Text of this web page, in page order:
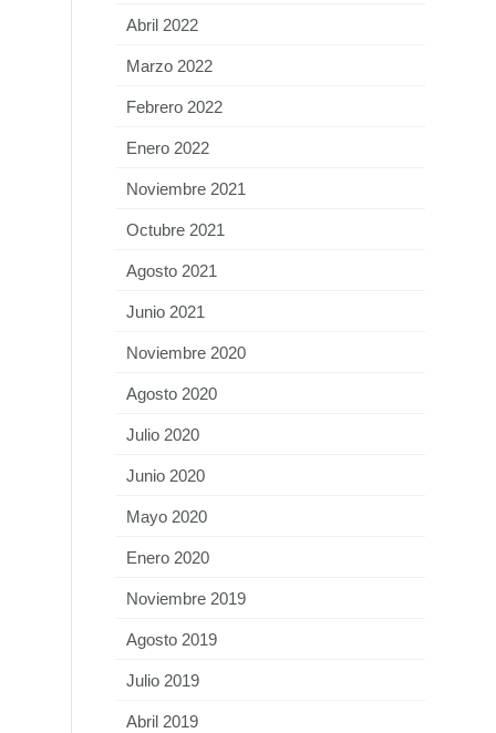
Abril 2022
Marzo 2022
Febrero 2022
Enero 2022
Noviembre 2021
Octubre 2021
Agosto 2021
Junio 2021
Noviembre 2020
Agosto 2020
Julio 2020
Junio 2020
Mayo 2020
Enero 2020
Noviembre 2019
Agosto 2019
Julio 2019
Abril 2019